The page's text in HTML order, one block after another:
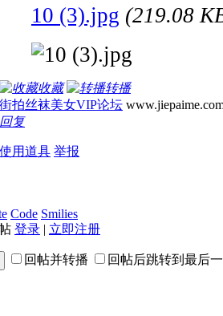
10 (3).jpg (219.08
收藏
转播
街拍丝袜美女VIP论坛
回复
使用道具 举报
Code Smilies
登录 | 立即注册
回帖并转播 回帖后跳转到最后